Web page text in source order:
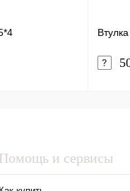
Помощь и сервисы